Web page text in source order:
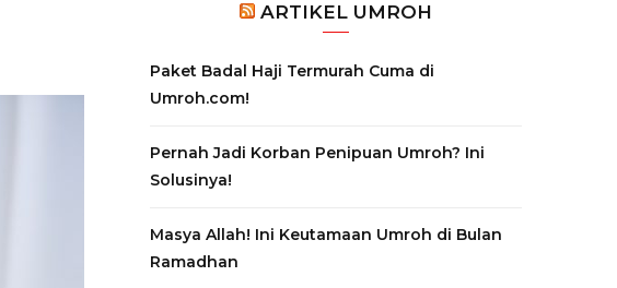
ARTIKEL UMROH
Paket Badal Haji Termurah Cuma di
Umroh.com!
Pernah Jadi Korban Penipuan Umroh? Ini
Solusinya!
Masya Allah! Ini Keutamaan Umroh di Bulan
Ramadhan